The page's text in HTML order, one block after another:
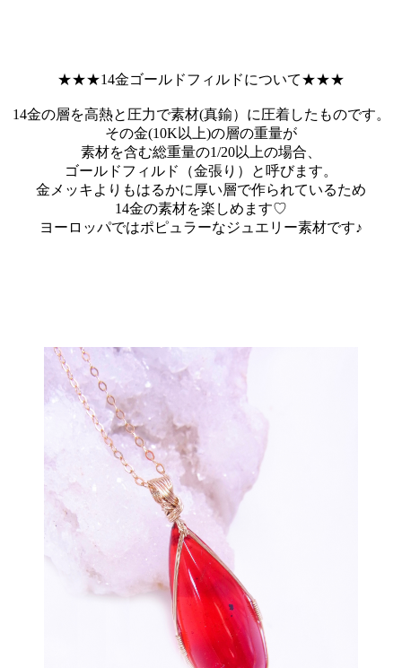
★★★14金ゴールドフィルドについて★★★
14金の層を高熱と圧力で素材(真鍮）に圧着したものです。
その金(10K以上)の層の重量が
素材を含む総重量の1/20以上の場合、
ゴールドフィルド（金張り）と呼びます。
金メッキよりもはるかに厚い層で作られているため
14金の素材を楽しめます♡
ヨーロッパではポピュラーなジュエリー素材です♪